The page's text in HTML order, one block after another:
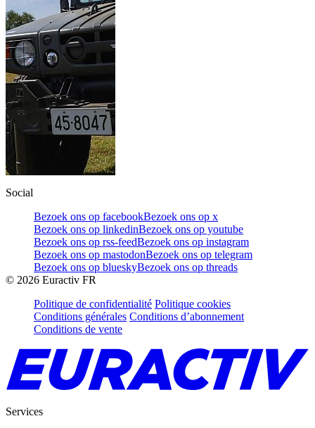
Social
Bezoek ons op facebookBezoek ons op x
Bezoek ons op linkedinBezoek ons op youtube
Bezoek ons op rss-feedBezoek ons op instagram
Bezoek ons op mastodonBezoek ons op telegram
Bezoek ons op blueskyBezoek ons op threads
© 2026 Euractiv FR
Politique de confidentialité Politique cookies
Conditions générales Conditions d’abonnement
Conditions de vente
Services